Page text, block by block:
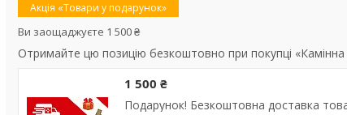
Акція «Товари у подарунок»
Ви заощаджуєте 1 500 ₴
Отримайте цю позицію безкоштовно при покупці
1 500 ₴
Подарунок! Безкоштовна доставка